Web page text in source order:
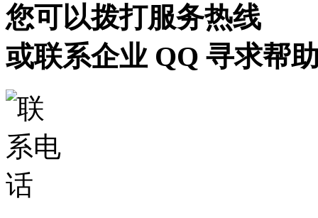
您可以拨打服务热线
或联系企业 QQ 寻求帮